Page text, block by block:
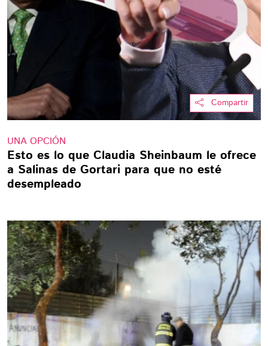
Compartir
UNA OPCIÓN
Esto es lo que Claudia Sheinbaum le ofrece
a Salinas de Gortari para que no esté
desempleado